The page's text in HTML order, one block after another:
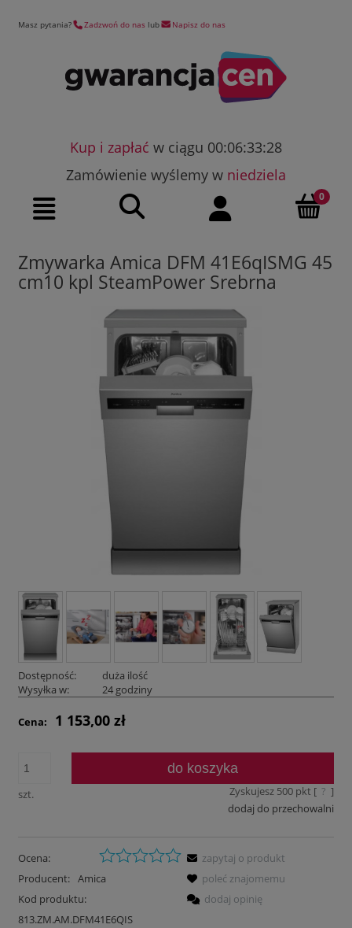
Masz pytania? Zadzwoń do nas lub Napisz do nas
Kup i zapłać w ciągu 00:06:33:27
Zamówienie wyślemy w niedziela
Zmywarka Amica DFM 41E6qISMG 45
cm10 kpl SteamPower Srebrna
Dostępność:
duża ilość
Wysyłka w:
24 godziny
Cena: 1 153,00 zł
szt.
do koszyka
Zyskujesz 500pkt [ ? ]
dodaj do przechowalni
Ocena:
Producent: Amica
Kod produktu:
813.ZM.AM.DFM41E6QIS
zapytaj o produkt
poleć znajomemu
dodaj opinię